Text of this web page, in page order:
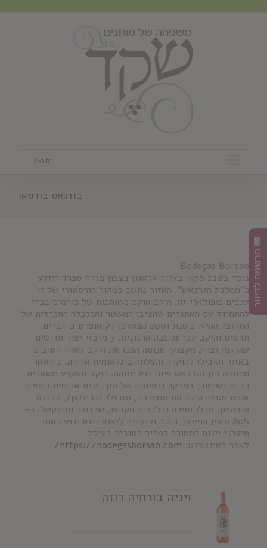
Go to...
בודגאס בורסאו
Bodegas Borsao
נוסד בשנת 1958 באזור אראגון בצפון מזרח ספרד הידוע
כ"ממלכת הגרנאש". האזור נחשב כמקור ההיסטורי של זן
ענבים פופולארי זה. היקב הוקם כשותפות של כורמים בכדי
להתמודד עם האתגרים שהציבו המשטר והכלכלה הספרדית של
התקופה ההיא. בשנת 2001 הצטרפו לקואופרטיב חברים
חדשים והיקב עבר מהפכה ארגונית. 3 מרכזי יצור חדישים
שהוקמו וצוות מקצועי מנוסה הפכו את היקב לאחד הטובים
באזור והובילו להוקרה והצלחה בינלאומית אדירה. בורסאו
מתמחה בזן הגרנאש איתו הוא מזוהה. היקב משקיע משאבים
רבים בשימור, במחקר ובפיתוח של הזן. זנים אדומים נוספים
אותם מטפח היקב הם טמפרניו, מזואלו (קריניאן), קברנה
סוביניון, מרלו וסירה ובלבנים מקבאו, שרדונה ומוסקטל. כ-
80% מהיין המיוצר ביקב מיועדים ליצוא והוא ידוע כאחד
מיצרני יינות התמורה למחיר הטובים בעולם.
לאתר האינטרנט: https://bodegasborsao.com/
ויניה בורחיה רוזה
הרשמה לדיוור